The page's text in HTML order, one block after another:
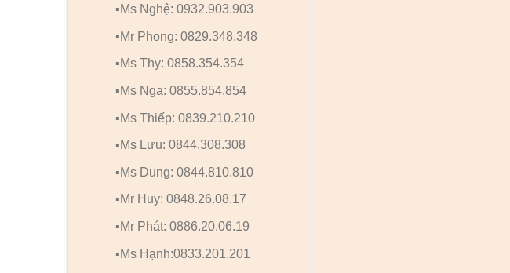
▪️Ms Nghệ: 0932.903.903
▪️Mr Phong: 0829.348.348
▪️Ms Thy: 0858.354.354
▪️Ms Nga: 0855.854.854
▪️Ms Thiếp: 0839.210.210
▪️Ms Lưu: 0844.308.308
▪️Ms Dung: 0844.810.810
▪️Mr Huy: 0848.26.08.17
▪️Mr Phát: 0886.20.06.19
▪️Ms Hạnh:0833.201.201